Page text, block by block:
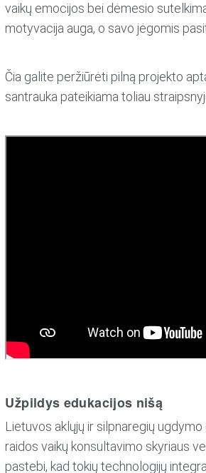
vaikų emocijos bei dėmesio
motyvacija auga, o savo jėgomis
Čia galite peržiūrėti pilną projekto
santrauka pateikiama toliau
Užpildys edukacijos nišą
Lietuvos aklųjų ir silpnaregių
raidos vaikų konsultavimo skyriaus
pastebi, kad tokių technologijų